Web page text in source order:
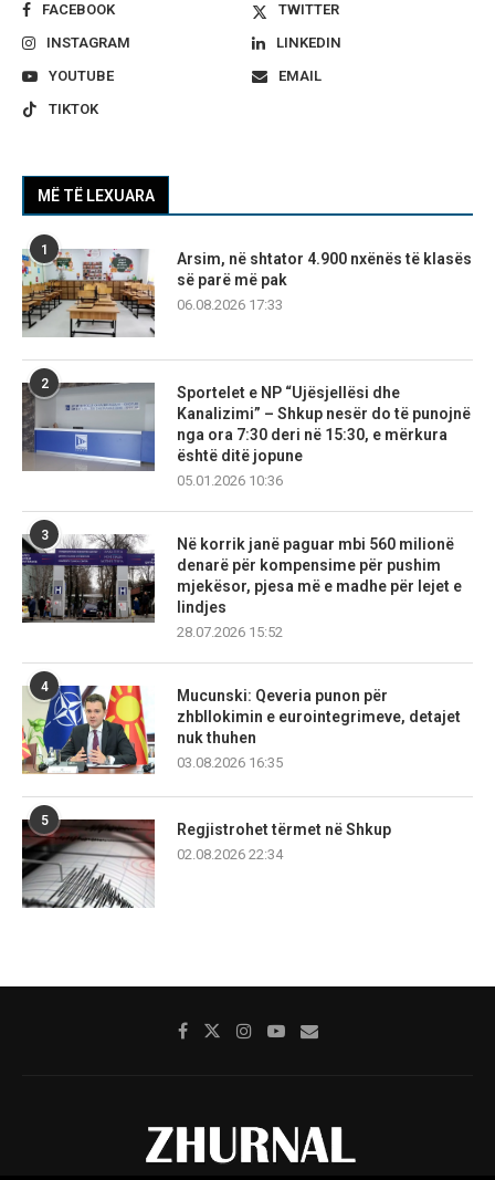
FACEBOOK
TWITTER
INSTAGRAM
LINKEDIN
YOUTUBE
EMAIL
TIKTOK
MË TË LEXUARA
1
Arsim, në shtator 4.900 nxënës të klasës
së parë më pak
06.08.2026 17:33
2
Sportelet e NP “Ujësjellësi dhe
Kanalizimi” – Shkup nesër do të punojnë
nga ora 7:30 deri në 15:30, e mërkura
është ditë jopune
05.01.2026 10:36
3
Në korrik janë paguar mbi 560 milionë
denarë për kompensime për pushim
mjekësor, pjesa më e madhe për lejet e
lindjes
28.07.2026 15:52
4
Mucunski: Qeveria punon për
zhbllokimin e eurointegrimeve, detajet
nuk thuhen
03.08.2026 16:35
5
Regjistrohet tërmet në Shkup
02.08.2026 22:34